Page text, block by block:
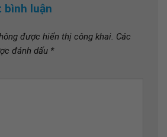
bình luận
được hiển thị công khai. Các
đánh dấu *